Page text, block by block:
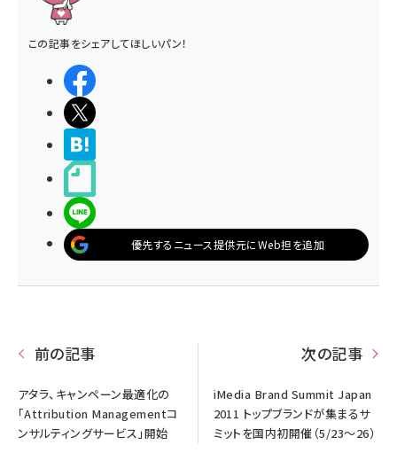
この記事をシェアしてほしいパン！
優先するニュース提供元にWeb担を追加
前の記事
アタラ、キャンペーン最適化の
「Attribution Managementコ
ンサルティングサービス」開始
次の記事
iMedia Brand Summit Japan
2011 トップブランドが集まるサ
ミットを国内初開催（5/23～26）